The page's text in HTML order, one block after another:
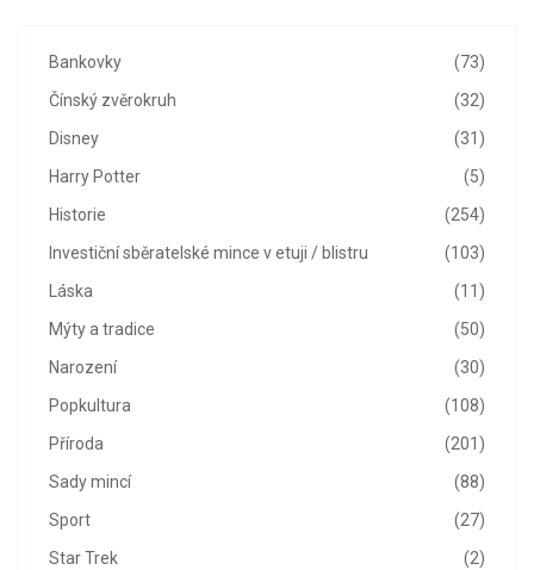
(73)
Bankovky
(32)
Čínský zvěrokruh
(31)
Disney
(5)
Harry Potter
(254)
Historie
(103)
Investiční sběratelské mince v etuji / blistru
(11)
Láska
(50)
Mýty a tradice
(30)
Narození
(108)
Popkultura
(201)
Příroda
(88)
Sady mincí
(27)
Sport
(2)
Star Trek